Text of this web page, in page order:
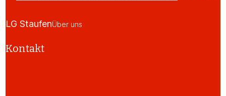
LG StaufenÜber uns
Kontakt